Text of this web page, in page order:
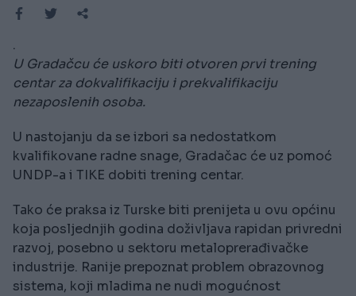
.
U Gradačcu će uskoro biti otvoren prvi trening
centar za dokvalifikaciju i prekvalifikaciju
nezaposlenih osoba.
U nastojanju da se izbori sa nedostatkom
kvalifikovane radne snage, Gradačac će uz pomoć
UNDP-a i TIKE dobiti trening centar.
Tako će praksa iz Turske biti prenijeta u ovu općinu
koja posljednjih godina doživljava rapidan privredni
razvoj, posebno u sektoru metaloprerađivačke
industrije. Ranije prepoznat problem obrazovnog
sistema, koji mladima ne nudi mogućnost